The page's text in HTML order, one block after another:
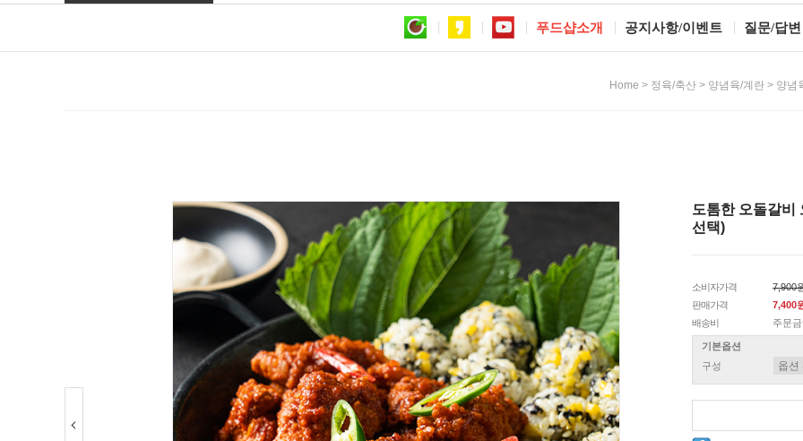
푸드샵소개 공지사항/이벤트 질문/답변
Home > 정육/축산 > 양념육/계란 > 양념
도톰한 오돌갈비
선택)
소비자가격
7,900
판매가격
7,400
배송비
주문
기본옵션
구성